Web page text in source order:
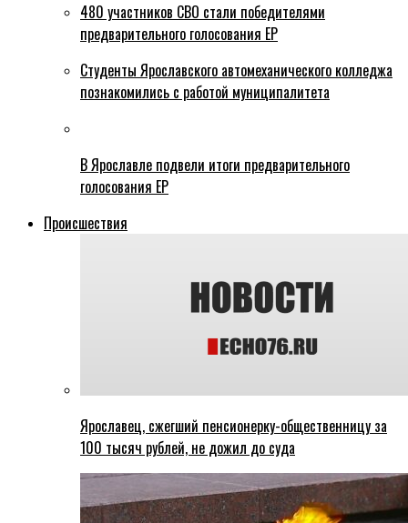
480 участников СВО стали победителями
предварительного голосования ЕР
Студенты Ярославского автомеханического колледжа
познакомились с работой муниципалитета
В Ярославле подвели итоги предварительного
голосования ЕР
Происшествия
Ярославец, сжегший пенсионерку-общественницу за
100 тысяч рублей, не дожил до суда